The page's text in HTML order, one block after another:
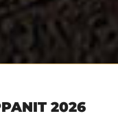
2026